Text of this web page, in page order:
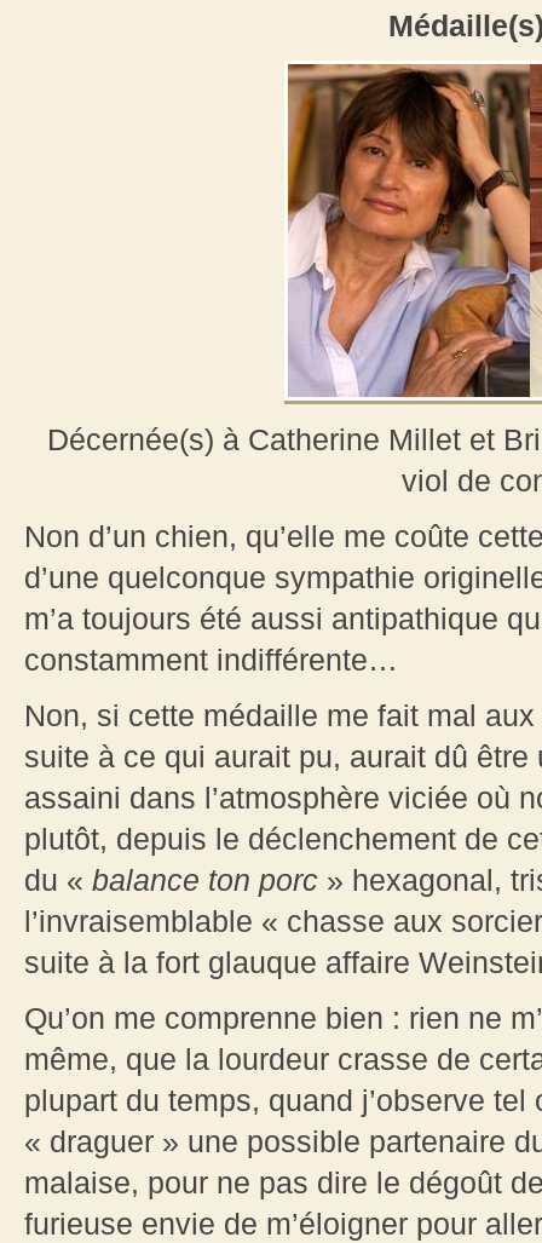
Décernée(s) à Catherine Millet et
viol de
Non d’un chien, qu’elle me coûte
d’une quelconque sympathie
m’a toujours été aussi antipathique
constamment indifférente…
Non, si cette médaille me fait mal
suite à ce qui aurait pu, aurait dû
assaini dans l’atmosphère viciée où
plutôt, depuis le déclenchement de
du « balance ton porc » hexagonal,
l’invraisemblable « chasse aux
suite à la fort glauque affaire
Qu’on me comprenne bien : rien ne
même, que la lourdeur crasse de
plupart du temps, quand j’observe
« draguer » une possible partenaire
malaise, pour ne pas dire le dégoût
furieuse envie de m’éloigner pour